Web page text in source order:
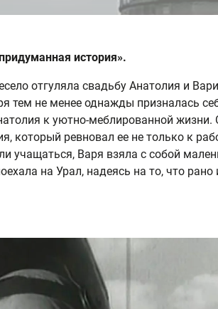
история».
отгуляла свадьбу Анатолия и
тем не менее однажды призналась
к уютно-меблированной жизни.
который ревновал ее не только к
учащаться, Варя взяла с собой
на Урал, надеясь на то, что рано